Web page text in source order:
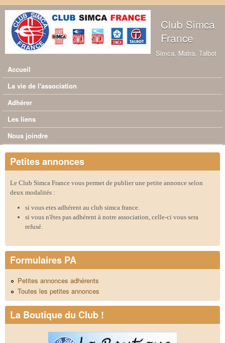
Aller au contenu principal
Club Simca
France
Simca, Matra, Talbot
Menu principal
Accueil
La vie de l'association
Adhérer
Les liens
Nous joindre
Petites annonces
Le Club Simca France vous permet de publier une petite annonce selon
deux modalités :
si vous etes adhérent au club simca france.
si vous n'êtes pas adhérent à notre association, celle-ci vous sera
refusé.
Formulaires PA
Petites annonces adhérents
Toutes les petites annonces
La Boutique du Club !